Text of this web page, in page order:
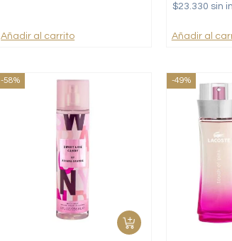
Añadir al carrito
$23.330 sin
Añadir al
-58% -49%